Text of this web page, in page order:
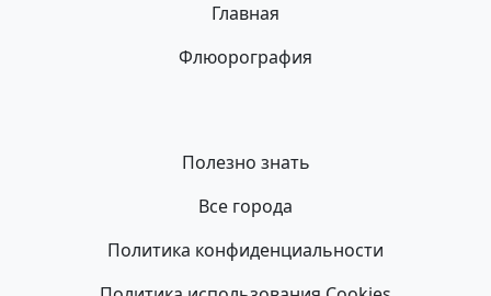
Главная
Флюорография
Полезно знать
Все города
Политика конфиденциальности